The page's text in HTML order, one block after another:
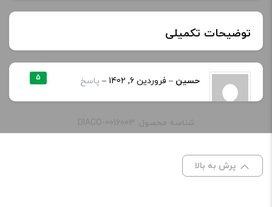
توضیحات تکمیلی
نوع
کویل :
GT 2, GT 4, GT 6, GT 8, GT Ccell, GT Ccell
بسته 3 عددی), gt2 (یک بسته 3 عددی),
5 حسین – فروردین 6, 1402 – پاسخ
میخوره؟
دیدگاه خود را بنویسید
شناسه محصول: DIACO-0016003
پرش به بالا